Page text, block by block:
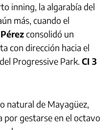
inning, la algarabía del
más, cuando el
consolidó un
con dirección hacia el
Progressive Park.CI 3
natural de Mayagüez,
por gestarse en el octavo